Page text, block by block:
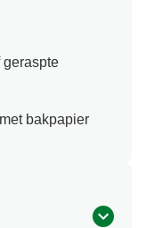
geraspte
bakpapier